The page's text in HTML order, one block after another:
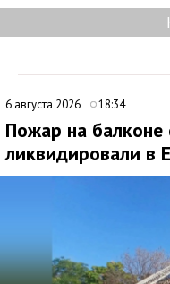
6 августа 2026 18:34
Пожар на балконе
ликвидировали в